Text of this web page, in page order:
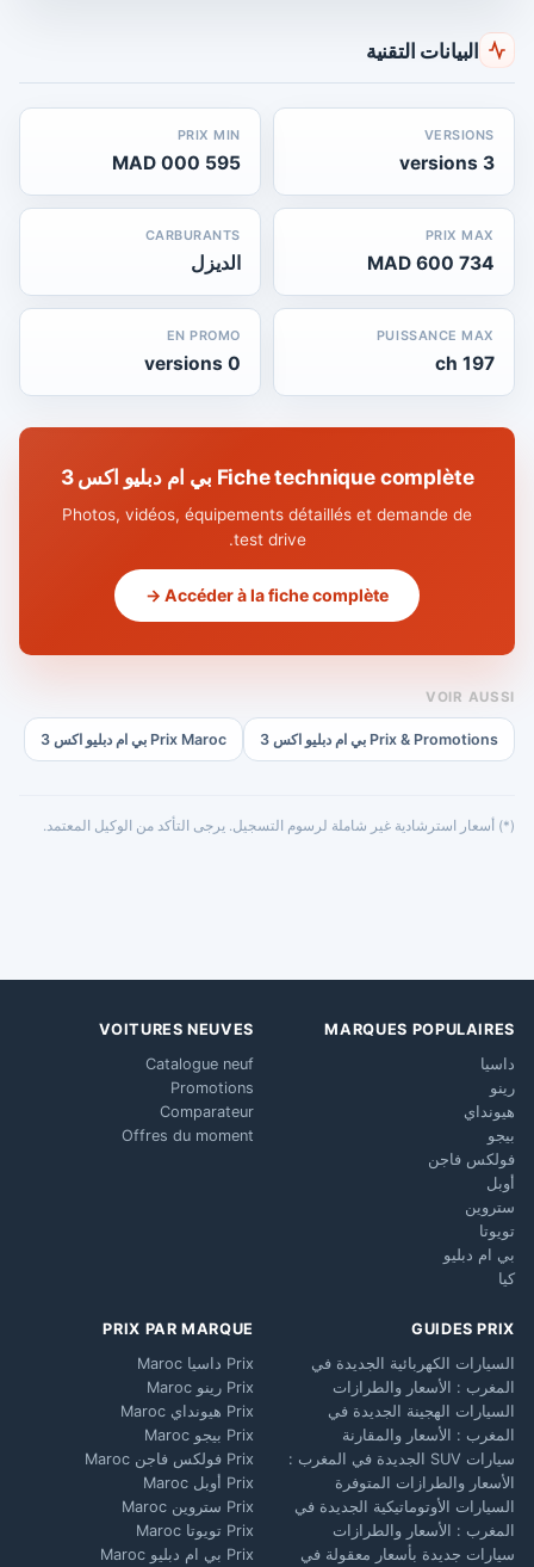
البيانات التقنية
VERSIONS
3 versions
PRIX MIN
595 000 MAD
PRIX MAX
734 600 MAD
CARBURANTS
الديزل
PUISSANCE MAX
197 ch
EN PROMO
0 versions
Fiche technique complète بي ام دبليو اكس 3
Photos, vidéos, équipements détaillés et demande de
test drive.
Accéder à la fiche complète →
VOIR AUSSI
Prix & Promotions بي ام دبليو اكس 3 Prix Maroc بي ام دبليو اكس 3
(*) أسعار استرشادية غير شاملة لرسوم التسجيل. يرجى التأكد من الوكيل المعتمد.
MARQUES POPULAIRES
داسيا
رينو
هيونداي
بيجو
فولكس فاجن
أوبل
ستروين
تويوتا
بي ام دبليو
كيا
VOITURES NEUVES
Catalogue neuf
Promotions
Comparateur
Offres du moment
GUIDES PRIX
السيارات الكهربائية الجديدة في
المغرب : الأسعار والطرازات
السيارات الهجينة الجديدة في
المغرب : الأسعار والمقارنة
سيارات SUV الجديدة في المغرب :
الأسعار والطرازات المتوفرة
السيارات الأوتوماتيكية الجديدة في
المغرب : الأسعار والطرازات
سيارات جديدة بأسعار معقولة في
PRIX PAR MARQUE
Prix داسيا Maroc
Prix رينو Maroc
Prix هيونداي Maroc
Prix بيجو Maroc
Prix فولكس فاجن Maroc
Prix أوبل Maroc
Prix ستروين Maroc
Prix تويوتا Maroc
Prix بي ام دبليو Maroc